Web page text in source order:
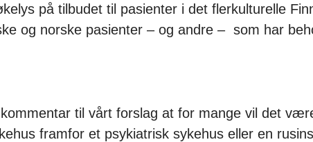
på tilbudet til pasienter i det flerkulturelle
og norske pasienter – og andre – som har
til vårt forslag at for mange vil det
framfor et psykiatrisk sykehus eller en